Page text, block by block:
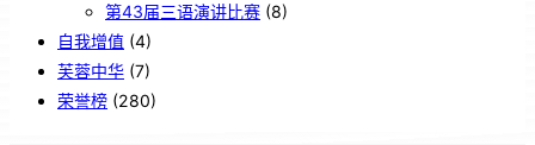
第43届三语演讲比赛 (8)
自我增值 (4)
芙蓉中华 (7)
荣誉榜 (280)